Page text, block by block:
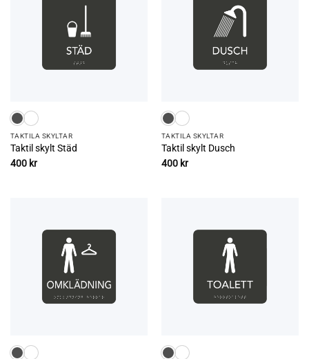
TAKTILA SKYLTAR
Taktil skylt Städ
400 kr
TAKTILA SKYLTAR
Taktil skylt Dusch
400 kr